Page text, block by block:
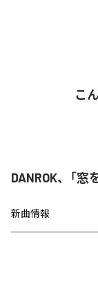
こ
DANROK、「
新曲情報